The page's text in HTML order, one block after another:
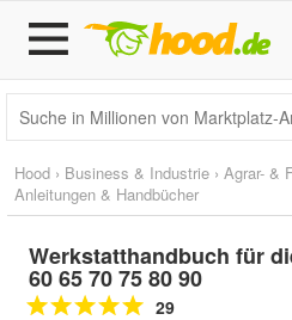
Hood › Business & Industrie › Agrar- &
Anleitungen & Handbücher
Werkstatthandbuch für
60 65 70 75 80 90
29